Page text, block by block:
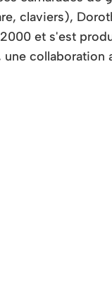
claviers),
et s'est